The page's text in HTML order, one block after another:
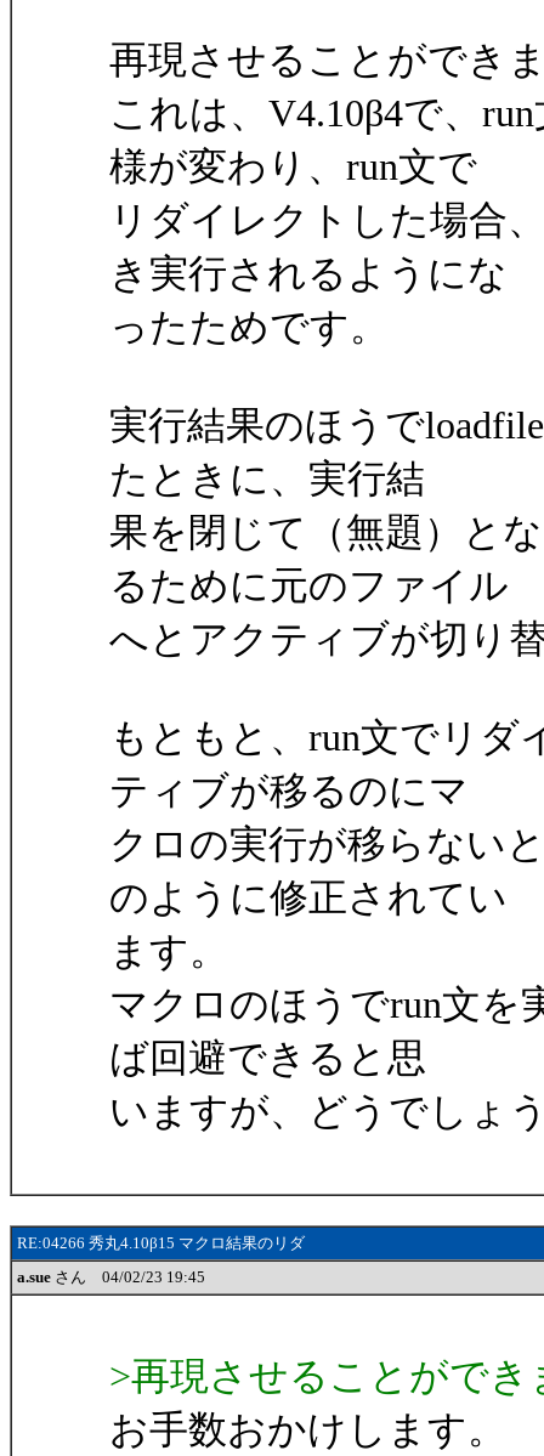
再現させることができ
これは、V4.10β4で、
様が変わり、run文で
リダイレクトした場合
き実行されるようにな
ったためです。
実行結果のほうで
たときに、実行結
果を閉じて（無題）と
るために元のファイル
へとアクティブが切り
もともと、run文でリダ
ティブが移るのにマ
クロの実行が移らない
のように修正されてい
ます。
マクロのほうでrun文を
ば回避できると思
いますが、どうでしょ
RE:04266 秀丸4.10β15 マクロ結果のリダ
a.sue さん 04/02/23 19:45
>再現させることができ
お手数おかけします。